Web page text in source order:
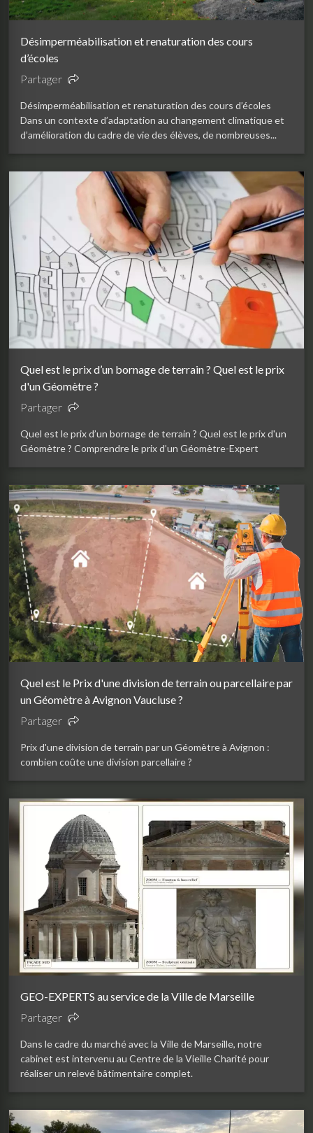
Désimperméabilisation et renaturation des cours
d’écoles
Partager
Désimperméabilisation et renaturation des cours d’écoles
Dans un contexte d’adaptation au changement climatique et
d’amélioration du cadre de vie des élèves, de nombreuses...
Quel est le prix d’un bornage de terrain ? Quel est le prix
d'un Géomètre ?
Partager
Quel est le prix d’un bornage de terrain ? Quel est le prix d'un
Géomètre ? Comprendre le prix d’un Géomètre-Expert
Quel est le Prix d'une division de terrain ou parcellaire par
un Géomètre à Avignon Vaucluse ?
Partager
Prix d'une division de terrain par un Géomètre à Avignon :
combien coûte une division parcellaire ?
GEO-EXPERTS au service de la Ville de Marseille
Partager
Dans le cadre du marché avec la Ville de Marseille, notre
cabinet est intervenu au Centre de la Vieille Charité pour
réaliser un relevé bâtimentaire complet.